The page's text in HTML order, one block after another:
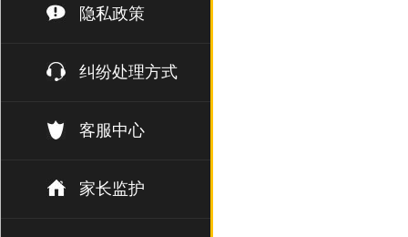
隐私政策
纠纷处理方式
客服中心
家长监护